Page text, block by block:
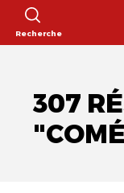
Recherche
307